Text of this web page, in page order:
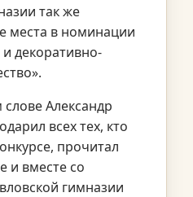
так же
места в номинации
декоративно-
Александр
всех тех, кто
прочитал
и вместе со
гимназии